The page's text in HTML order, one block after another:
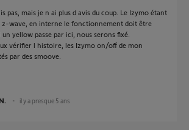
pas, mais je n ai plus d avis du coup. Le Izymo étant
z-wave, en interne le fonctionnement doit être
yellow passe par ici, nous serons fixé.
vérifier l histoire, les Izymo on/off de mon
par des smoove.
il y a presque 5 ans